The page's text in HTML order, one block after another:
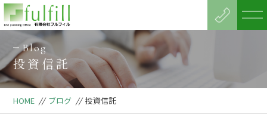
Blog
投資信託
HOME // ブログ // 投資信託